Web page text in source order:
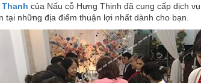
của Nấu cỗ Hưng Thịnh đã cung cấp dịch
tại những địa điểm thuận lợi nhất dành cho bạn.